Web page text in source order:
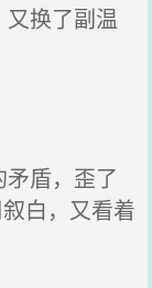
换了副温
盾，歪了
白，又看着